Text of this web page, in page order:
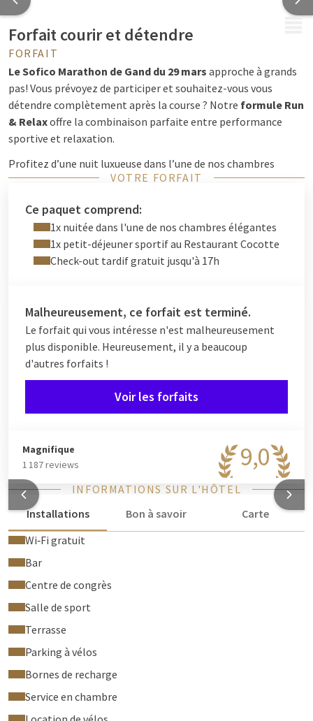
Forfait courir et détendre
FORFAIT
Le Sofico Marathon de Gand du 29 mars approche à grands
pas! Vous prévoyez de participer et souhaitez-vous vous
détendre complètement après la course ? Notre formule Run
& Relaxoffre la combinaison parfaite entre performance
sportive et relaxation.
Profitez d’une nuit luxueuse dans l’une de nos chambres
élégantes, où confort et tranquillité sont au cœur de
sportif spécial auRestaurant Cocotte
votre énergie avant le marathon. À votre arrivée, vous
recevrez également votredossard et votre T-shirt, pour être
entièrement prêt pour la course.
départ tardif jusqu’à 17h00
. Pour parfaire votre
expérience, nous vous recommandons une visite à notre
wellness au 9e étage, où vous pourrez profiter des saunas et
de la vue panoramique sur Gand.
Choisissez la formule Run & Relaxet alliez sport et
relaxation ultime lors du Sofico Marathon de Gand !
VOTRE FORFAIT
Ce paquet comprend:
1x nuitée dans l'une de nos chambres élégantes
1x petit-déjeuner sportif au Restaurant Cocotte
Check-out tardif gratuit jusqu'à 17h
Malheureusement, ce forfait est terminé.
Le forfait qui vous intéresse n'est malheureusement
plus disponible. Heureusement, il y a beaucoup
d'autres forfaits !
Voir les forfaits
9,0
Magnifique
1 187 reviews
INFORMATIONS SUR L'HÔTEL
Installations
Bon à savoir
Carte
Wi‑Fi gratuit
Bar
Centre de congrès
Salle de sport
Terrasse
Parking à vélos
Bornes de recharge
Service en chambre